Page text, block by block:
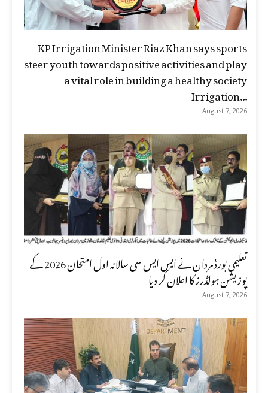
KP Irrigation Minister Riaz Khan says sports
steer youth towards positive activities and play
a vital role in building a healthy society
Irrigation...
August 7, 2026
تعلیمی بورڈ مردان نے ایس ایس سی سالانہ اول امتحان 2026 کے
پوزیشن ہولڈرز کا اعلان کر دیا
August 7, 2026